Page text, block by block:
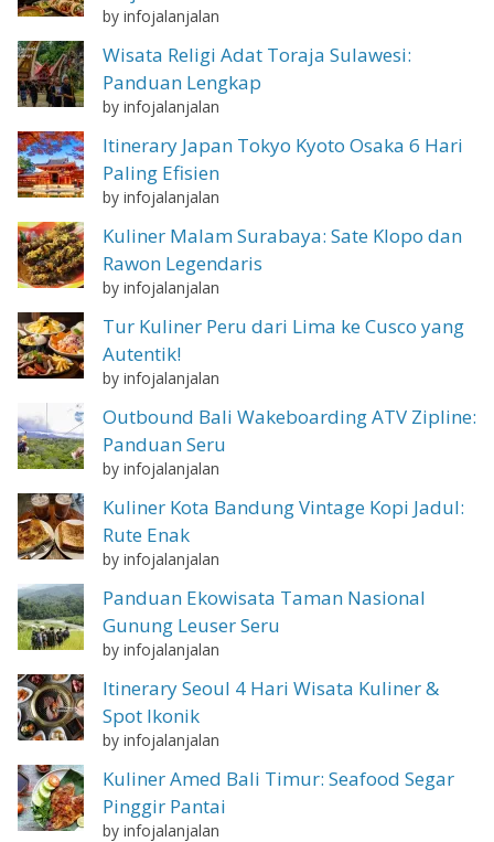
by infojalanjalan
Wisata Religi Adat Toraja Sulawesi:
Panduan Lengkap
by infojalanjalan
Itinerary Japan Tokyo Kyoto Osaka 6 Hari
Paling Efisien
by infojalanjalan
Kuliner Malam Surabaya: Sate Klopo dan
Rawon Legendaris
by infojalanjalan
Tur Kuliner Peru dari Lima ke Cusco yang
Autentik!
by infojalanjalan
Outbound Bali Wakeboarding ATV Zipline:
Panduan Seru
by infojalanjalan
Kuliner Kota Bandung Vintage Kopi Jadul:
Rute Enak
by infojalanjalan
Panduan Ekowisata Taman Nasional
Gunung Leuser Seru
by infojalanjalan
Itinerary Seoul 4 Hari Wisata Kuliner &
Spot Ikonik
by infojalanjalan
Kuliner Amed Bali Timur: Seafood Segar
Pinggir Pantai
by infojalanjalan